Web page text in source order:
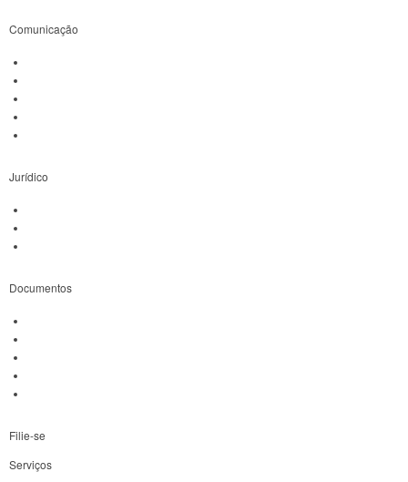
Comunicação
Jurídico
Documentos
Filie-se
Serviços